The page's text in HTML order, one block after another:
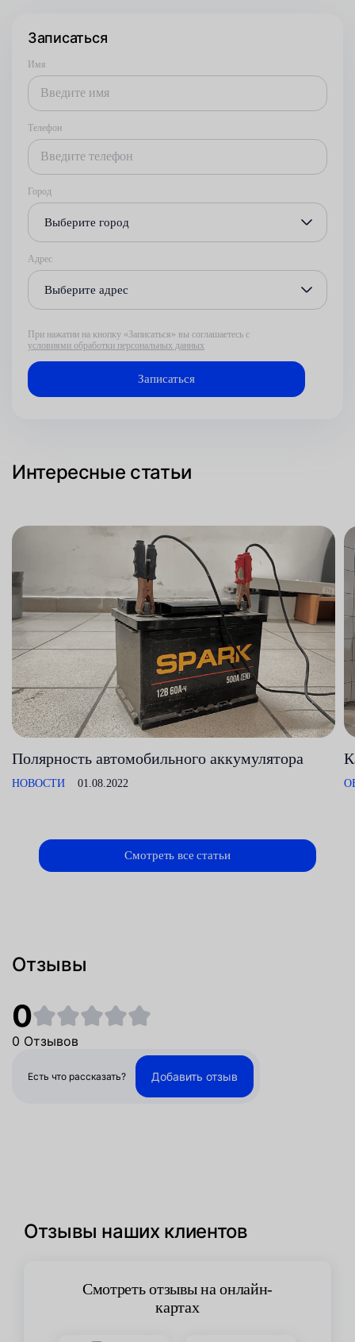
Записаться
Имя
Телефон
Город
Выберите город
Адрес
Выберите адрес
При нажатии на кнопку «Записаться» вы соглашаетесь с
условиями обработки персональных данных
Интересные статьи
Полярность автомобильного аккумулятора
НОВОСТИ 01.08.2022
Смотреть все статьи
Отзывы
0
0 Отзывов
Есть что рассказать? Добавить отзыв
Отзывы наших клиентов
Смотреть отзывы на онлайн-
картах